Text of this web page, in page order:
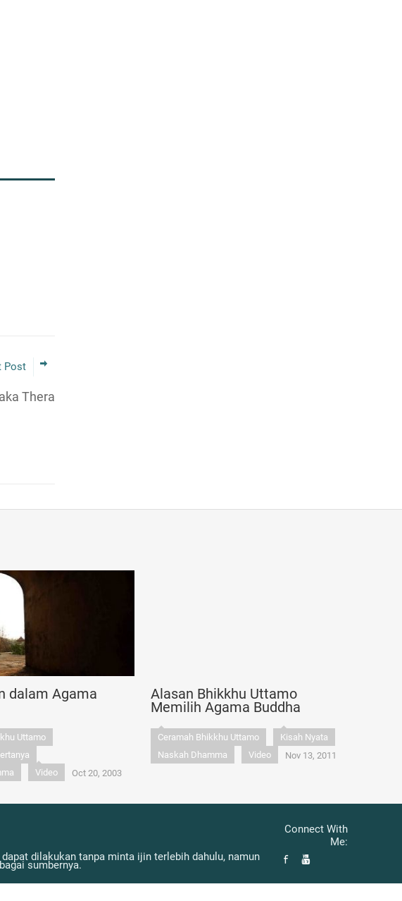
Post
Thera
dalam Agama
Uttamo
Video Oct 20, 2003
Alasan Bhikkhu Uttamo
Memilih Agama Buddha
Ceramah Bhikkhu Uttamo
Kisah Nyata
Naskah Dhamma
Video Nov 13, 2011
dilakukan tanpa minta ijin terlebih dahulu, namun
sumbernya.
Connect With
Me: